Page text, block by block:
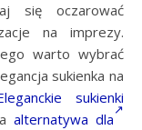
się oczarować
na imprezy.
warto wybrać
sukienka na
sukienki
alternatywa dla